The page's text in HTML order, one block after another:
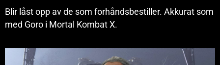
Blir låst opp av de som forhåndsbestiller. Akkurat som
med Goro i Mortal Kombat X.